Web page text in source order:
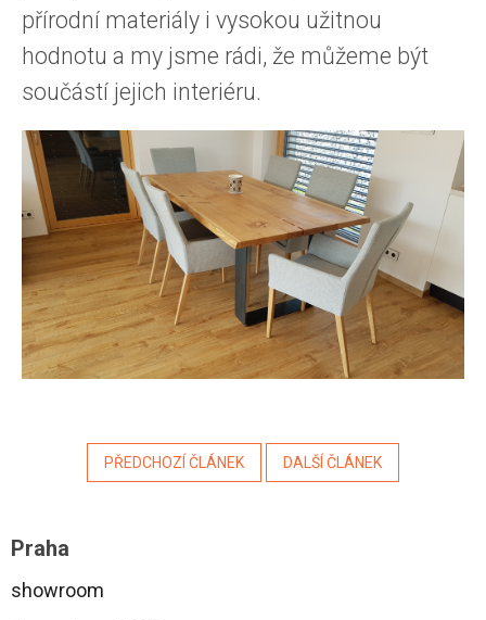
přírodní materiály i vysokou užitnou
hodnotu a my jsme rádi, že můžeme být
součástí jejich interiéru.
PŘEDCHOZÍ ČLÁNEK DALŠÍ ČLÁNEK
Praha
showroom